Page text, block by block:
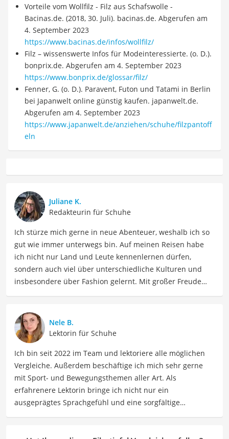
Vorteile vom Wollfilz - Filz aus Schafswolle -
Bacinas.de. (2018, 30. Juli). bacinas.de. Abgerufen am
4. September 2023
https://www.bacinas.de/infos/wollfilz/
Filz – wissenswerte Infos für Modeinteressierte. (o. D.).
bonprix.de. Abgerufen am 4. September 2023
https://www.bonprix.de/glossar/filz/
Fenner, G. (o. D.). Paravent, Futon und Tatami in Berlin
bei Japanwelt online günstig kaufen. japanwelt.de.
Abgerufen am 4. September 2023
https://www.japanwelt.de/anziehen/schuhe/filzpantoff
eln
Juliane K.
Redakteurin für Schuhe
Ich stürze mich gerne in neue Abenteuer, weshalb ich so
gut wie immer unterwegs bin. Auf meinen Reisen habe
ich nicht nur Land und Leute kennenlernen dürfen,
sondern auch viel über unterschiedliche Kulturen und
insbesondere über Fashion gelernt. Mit großer Freude
teilen. Meine Beiträge umfassen Modetrends,
Stylingtipps, Produktbewertungen und Modeinspirationen
für verschiedene Anlässe.
Der Filzstiefel-Vergleich ist aus unserer Sicht besonders
empfehlenswert fürStiefel-Begeisterte.
Nele B.
Lektorin für Schuhe
Ich bin seit 2022 im Team und lektoriere alle möglichen
Vergleiche. Außerdem beschäftige ich mich sehr gerne
mit Sport- und Bewegungsthemen aller Art. Als
erfahrenere Lektorin bringe ich nicht nur ein
ausgeprägtes Sprachgefühl und eine sorgfältige